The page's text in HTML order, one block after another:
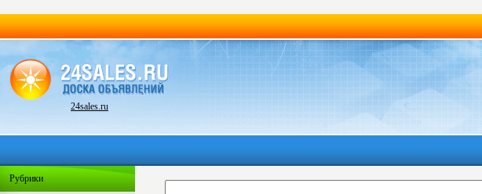
24sales.ru
Рубрики